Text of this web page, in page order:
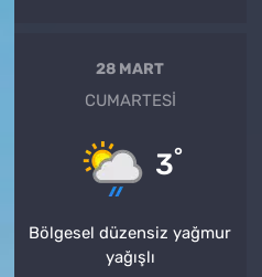
28 MART
CUMARTESI
3°
Bölgesel düzensiz yağmur
yağışlı